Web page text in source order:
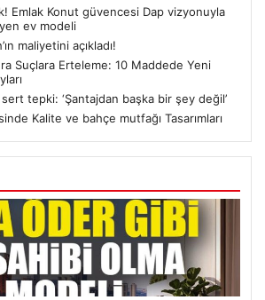
Emlak Konut güvencesi Dap vizyonuyla
ev modeli
maliyetini açıkladı!
Suçlara Erteleme: 10 Maddede Yeni
sert tepki: ‘Şantajdan başka bir şey değil’
Kalite ve bahçe mutfağı Tasarımları